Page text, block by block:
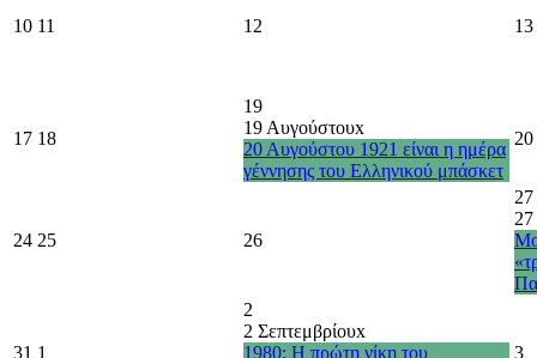
10 11 12 13
17 18
19
19 Αυγούστουx
20 Αυγούστου 1921 είναι η ημέρα
γέννησης του Ελληνικού μπάσκετ
20
24 25 26
27
31 1
2
2 Σεπτεμβρίουx
1980: Η πρώτη νίκη του
3